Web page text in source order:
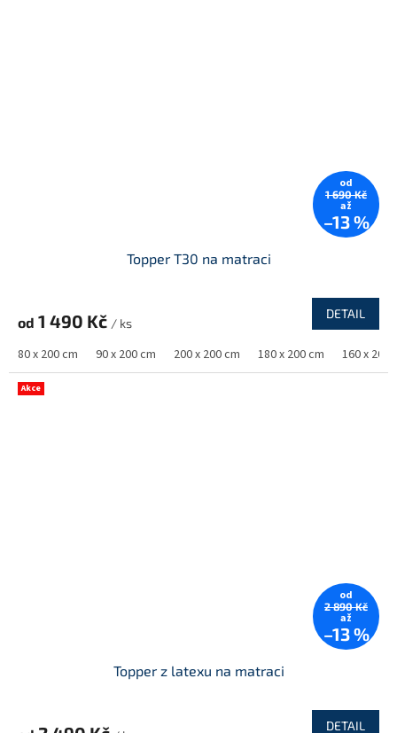
od
1 690 Kč
až
–13 %
Topper T30 na matraci
od 1 490 Kč / ks
DETAIL
80 x 200 cm 90 x 200 cm 200 x 200 cm 180 x 200 cm 160 x 200
Akce
od
2 890 Kč
až
–13 %
Topper z latexu na matraci
DETAIL